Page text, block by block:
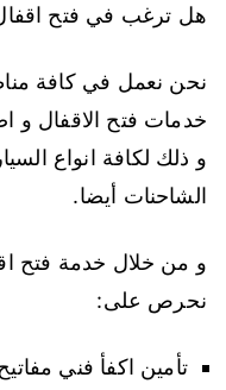
هل ترغب في فتح اقفال
نحن نعمل في كافة
خدمات فتح الاقفال و
و ذلك لكافة انواع
الشاحنات أيضا.
و من خلال خدمة فتح
نحرص على:
تأمين اكفأ فني